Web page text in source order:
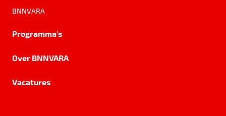
BNNVARA
Programma's
Over BNNVARA
Vacatures